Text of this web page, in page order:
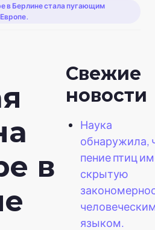
в Берлине стала пугающим
в
Свежие
новости
Наука
обнаружила,
пение птиц
скрытую
языком.